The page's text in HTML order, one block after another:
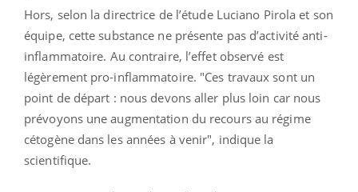
Hors, selon la directrice de l’étude Luciano Pirola et son
équipe, cette substance ne présente pas d’activité anti-
inflammatoire. Au contraire, l’effet observé est
légèrement pro-inflammatoire. "Ces travaux sont un
point de départ : nous devons aller plus loin car nous
prévoyons une augmentation du recours au régime
cétogène dans les années à venir", indique la
scientifique.